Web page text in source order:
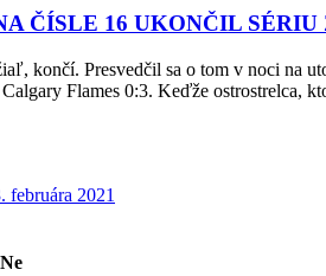
ČÍSLE 16 UKONČIL
končí. Presvedčil sa o tom v noci na
Flames 0:3. Keďže ostrostrelca,
februára 2021
Ne